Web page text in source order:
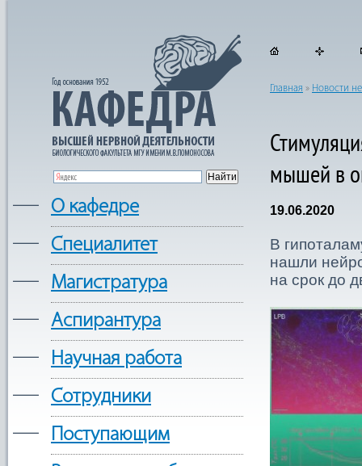
— О кафедре
— Cпециалитет
— Магистратура
— Аспирантура
— Научная работа
— Сотрудники
— Поступающим
Главная » Новости
мышей в
19.06.2020
В
нашли
на срок до